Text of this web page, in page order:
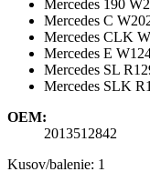
Mercedes 190
Mercedes C
Mercedes CLK
Mercedes E
Mercedes SL
Mercedes SLK
OEM:
2013512842
Kusov/balenie: 1